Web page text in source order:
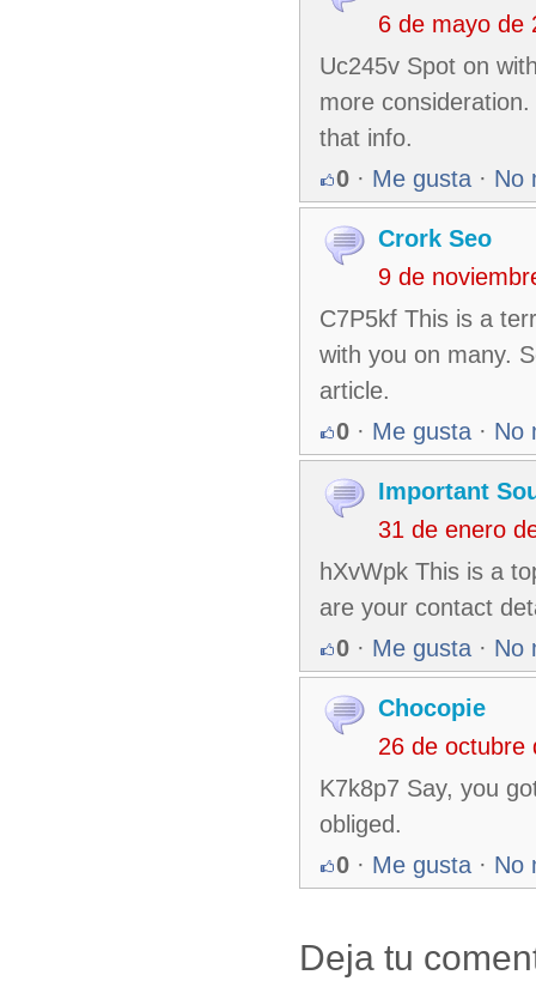
6 de mayo de
Uc245v Spot on
more
that info.
0 · Me gusta · No
Crork Seo
9 de
C7P5kf This is a
with you on many.
article.
0 · Me gusta · No
Important
31 de enero
hXvWpk This is a
are your contact
0 · Me gusta · No
Chocopie
26 de octubre
K7k8p7 Say, you
obliged.
0 · Me gusta · No
Deja tu